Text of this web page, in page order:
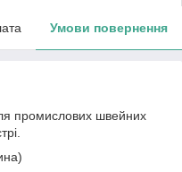
Умови повернення
промислових швейних